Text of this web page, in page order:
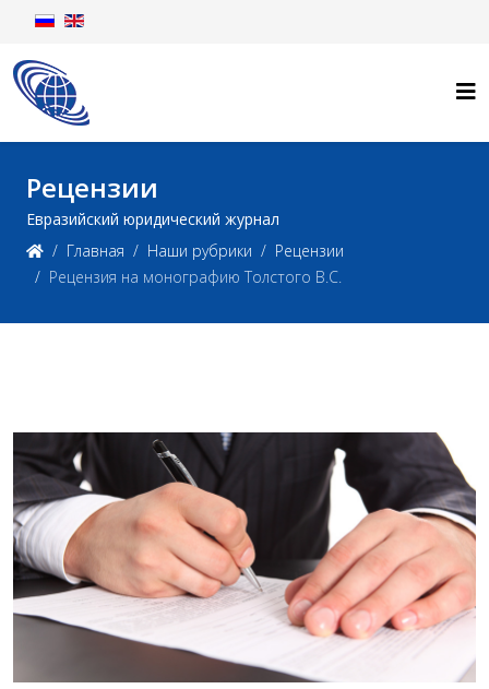
Рецензии
Евразийский юридический журнал
Главная
Наши рубрики
Рецензии
Рецензия на монографию Толстого В.С.